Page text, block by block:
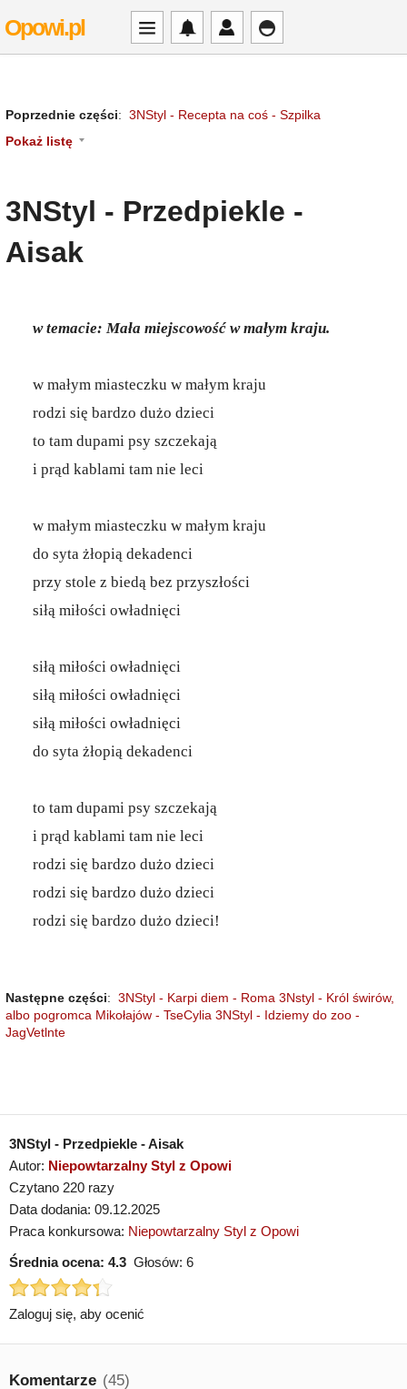
Opowi.pl
Poprzednie części: 3NStyl - Recepta na coś - Szpilka
Pokaż listę
3NStyl - Przedpiekle -
Aisak
w temacie: Mała miejscowość w małym kraju.
w małym miasteczku w małym kraju
rodzi się bardzo dużo dzieci
to tam dupami psy szczekają
i prąd kablami tam nie leci
w małym miasteczku w małym kraju
do syta żłopią dekadenci
przy stole z biedą bez przyszłości
siłą miłości owładnięci
siłą miłości owładnięci
siłą miłości owładnięci
siłą miłości owładnięci
do syta żłopią dekadenci
to tam dupami psy szczekają
i prąd kablami tam nie leci
rodzi się bardzo dużo dzieci
rodzi się bardzo dużo dzieci
rodzi się bardzo dużo dzieci!
Następne części: 3NStyl - Karpi diem - Roma 3Nstyl - Król świrów,
albo pogromca Mikołajów - TseCylia 3NStyl - Idziemy do zoo -
JagVetlnte
3NStyl - Przedpiekle - Aisak
Autor: Niepowtarzalny Styl z Opowi
Czytano 220 razy
Data dodania: 09.12.2025
Praca konkursowa: Niepowtarzalny Styl z Opowi
Średnia ocena: 4.3 Głosów: 6
Zaloguj się, aby ocenić
Komentarze (45)